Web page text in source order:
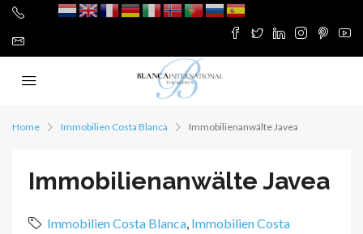
Home Immobilien Costa Blanca Immobilienanwälte Javea
Immobilienanwälte Javea
Immobilien Costa Blanca, Immobilien Costa